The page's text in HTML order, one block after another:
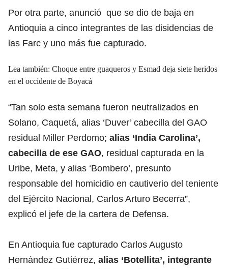
Por otra parte, anunció que se dio de baja en
Antioquia a cinco integrantes de las disidencias de
las Farc y uno más fue capturado.
Lea también: Choque entre guaqueros y Esmad deja siete heridos
en el occidente de Boyacá
“Tan solo esta semana fueron neutralizados en
Solano, Caquetá, alias ‘Duver’ cabecilla del GAO
residual Miller Perdomo; alias ‘India Carolina’,
cabecilla de ese GAO, residual capturada en la
Uribe, Meta, y alias ‘Bombero’, presunto
responsable del homicidio en cautiverio del teniente
del Ejército Nacional, Carlos Arturo Becerra”,
explicó el jefe de la cartera de Defensa.
En Antioquia fue capturado Carlos Augusto
Hernández Gutiérrez, alias ‘Botellita’, integrante